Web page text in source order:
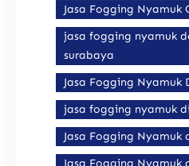
Jasa Fogging Nyamuk
jasa fogging nyamuk
surabaya
Jasa Fogging Nyamuk
jasa fogging nyamuk
Jasa Fogging Nyamuk